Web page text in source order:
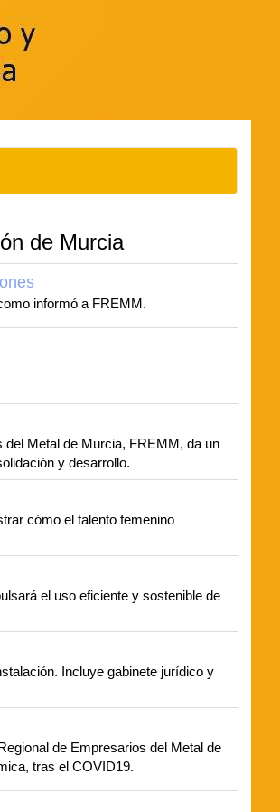
de Murcia
informó a FREMM.
Metal de Murcia, FREMM, da un
y desarrollo.
cómo el talento femenino
el uso eficiente y sostenible de
Incluye gabinete jurídico y
de Empresarios del Metal de
tras el COVID19.